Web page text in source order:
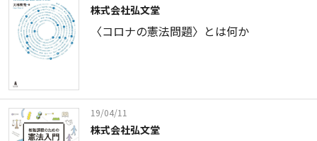
株式会社弘文堂
〈コロナの憲法問題〉とは何か
19/04/11
株式会社弘文堂